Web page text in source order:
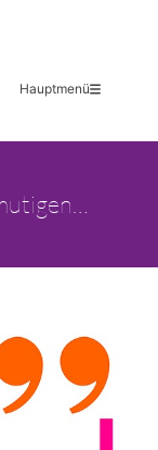
Hauptmenü